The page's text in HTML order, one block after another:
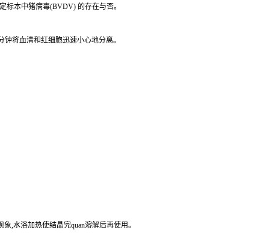
标本中猪病毒(BVDV) 的存在与否。
钟将血清和红细胞迅速小心地分离。
象,水浴加热使结晶完quan溶解后再使用。